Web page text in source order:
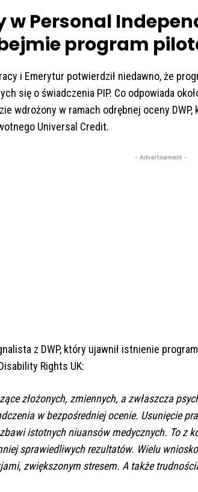
w Personal
program
i Emerytur potwierdził niedawno, że
się o świadczenia PIP. Co odpowiada
wdrożony w ramach odrębnej oceny
Universal Credit.
- Advertisement -
z DWP, który ujawnił istnienie
Rights UK:
złożonych, zmiennych, a zwłaszcza
w bezpośredniej ocenie. Usunięcie
istotnych niuansów medycznych. To z
sprawiedliwych rezultatów. Wielu
zwiększonym stresem. A także